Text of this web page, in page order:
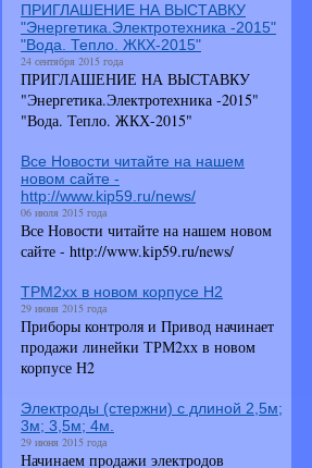
ПРИГЛАШЕНИЕ НА ВЫСТАВКУ
"Энергетика.Электротехника -2015"
"Вода. Тепло. ЖКХ-2015"
24 сентября 2015 года
ПРИГЛАШЕНИЕ НА ВЫСТАВКУ
"Энергетика.Электротехника -2015"
"Вода. Тепло. ЖКХ-2015"
Все Новости читайте на нашем
новом сайте -
http://www.kip59.ru/news/
06 июля 2015 года
Все Новости читайте на нашем новом
сайте - http://www.kip59.ru/news/
ТРМ2хх в новом корпусе Н2
29 июня 2015 года
Приборы контроля и Привод начинает
продажи линейки ТРМ2хх в новом
корпусе Н2
Электроды (стержни) с длиной 2,5м;
3м; 3,5м; 4м.
29 июня 2015 года
Начинаем продажи электродов